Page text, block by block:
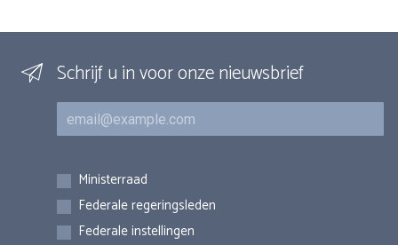
Schrijf u in voor onze nieuwsbrief
E-mail
Inschrijvingen
Ministerraad
Federale regeringsleden
Federale instellingen